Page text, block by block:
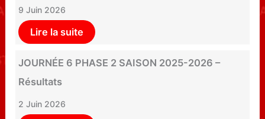
9 Juin 2026
Lire la suite
JOURNÉE 6 PHASE 2 SAISON 2025-2026 –
Résultats
2 Juin 2026